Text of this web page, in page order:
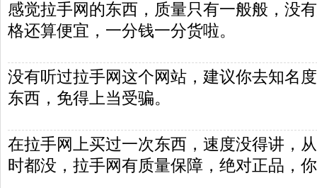
感觉拉手网的东西，质量只有一般般，没
格还算便宜，一分钱一分货啦。
没有听过拉手网这个网站，建议你去知名
东西，免得上当受骗。
在拉手网上买过一次东西，速度没得讲，
时都没，拉手网有质量保障，绝对正品，